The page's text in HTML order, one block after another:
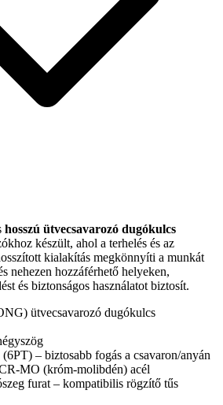
hosszú ütvecsavarozó dugókulcs
készült, ahol a terhelés és az
kialakítás megkönnyíti a munkát
nehezen hozzáférhető helyeken,
és biztonságos használatot biztosít.
ütvecsavarozó dugókulcs
– biztosabb fogás a csavaron/anyán
MO (króm-molibdén) acél
furat – kompatibilis rögzítő tűs